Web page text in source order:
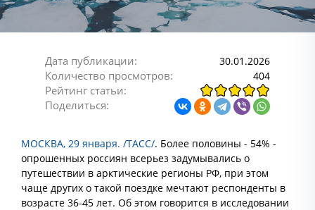
Дата публикации: 30.01.2026
Количество просмотров: 404
Рейтинг статьи:
Поделиться:
МОСКВА, 29 января. /ТАСС/. Более половины - 54% -
опрошенных россиян всерьез задумывались о
путешествии в арктические регионы РФ, при этом
чаще других о такой поездке мечтают респонденты в
возрасте 36-45 лет. Об этом говорится в исследовании